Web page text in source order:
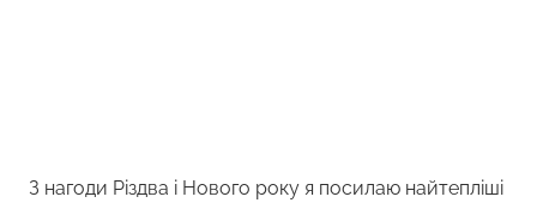
З нагоди Різдва і Нового року я посилаю найтепліші